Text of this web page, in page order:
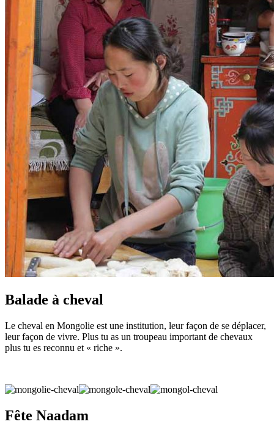
Balade à cheval
Le cheval en Mongolie est une institution, leur façon de se déplacer,
leur façon de vivre. Plus tu as un troupeau important de chevaux
plus tu es reconnu et « riche ».
Fête Naadam